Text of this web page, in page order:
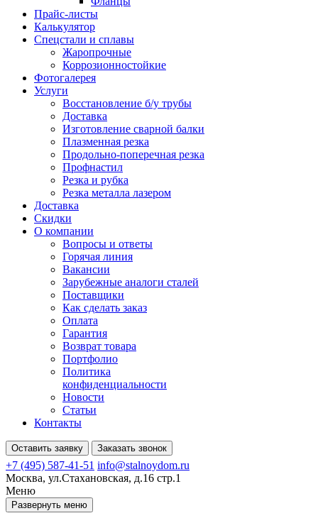
Прайс-листы
Калькулятор
Спецстали и сплавы
Жаропрочные
Коррозионностойкие
Фотогалерея
Услуги
Восстановление б/у трубы
Доставка
Изготовление сварной балки
Плазменная резка
Продольно-поперечная резка
Профнастил
Резка и рубка
Резка металла лазером
Доставка
Скидки
О компании
Вопросы и ответы
Горячая линия
Вакансии
Зарубежные аналоги сталей
Поставщики
Как сделать заказ
Оплата
Гарантия
Возврат товара
Портфолио
Политика
конфиденциальности
Новости
Статьи
Контакты
Оставить заявку Заказать звонок
+7 (495) 587-41-51 info@stalnoydom.ru
Москва, ул.Стахановская, д.16 стр.1
Меню
Развернуть меню